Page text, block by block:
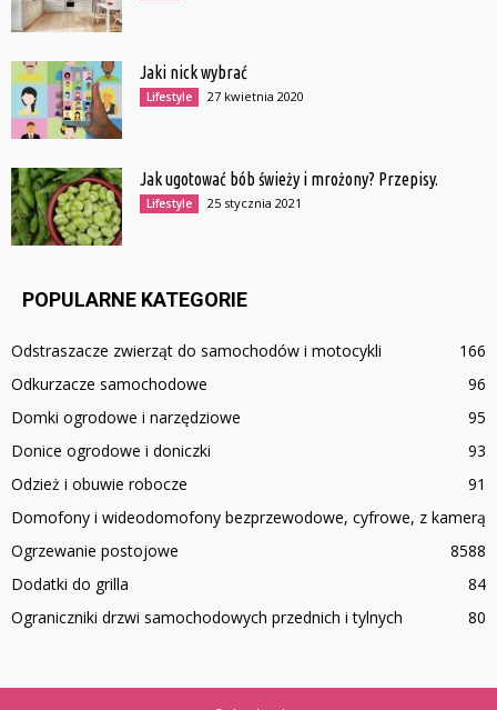
Jaki nick wybrać
Lifestyle 27 kwietnia 2020
Jak ugotować bób świeży i mrożony? Przepisy.
Lifestyle 25 stycznia 2021
POPULARNE KATEGORIE
Odstraszacze zwierząt do samochodów i motocykli
166
Odkurzacze samochodowe
96
Domki ogrodowe i narzędziowe
95
Donice ogrodowe i doniczki
93
Odzież i obuwie robocze
91
Domofony i wideodomofony bezprzewodowe, cyfrowe, z kamerą
88
Ogrzewanie postojowe
85
Dodatki do grilla
84
Ograniczniki drzwi samochodowych przednich i tylnych
80